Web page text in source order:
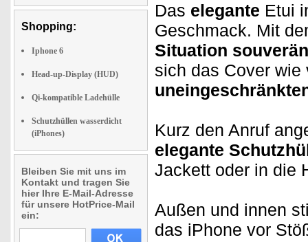
Shopping:
Iphone 6
Head-up-Display (HUD)
Qi-kompatible Ladehülle
Schutzhüllen wasserdicht
(iPhones)
Bleiben Sie mit uns im
Kontakt und tragen Sie
hier Ihre E-Mail-Adresse
für unsere HotPrice-Mail
ein:
Das elegante Etui
Geschmack. Mit
Situation souverän
sich das Cover
Kurz den Anruf
elegante
Jackett oder in die
Außen und innen
das iPhone vor